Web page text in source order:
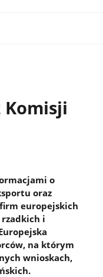
Komisji
o
oraz
europejskich
i
na którym
wnioskach,